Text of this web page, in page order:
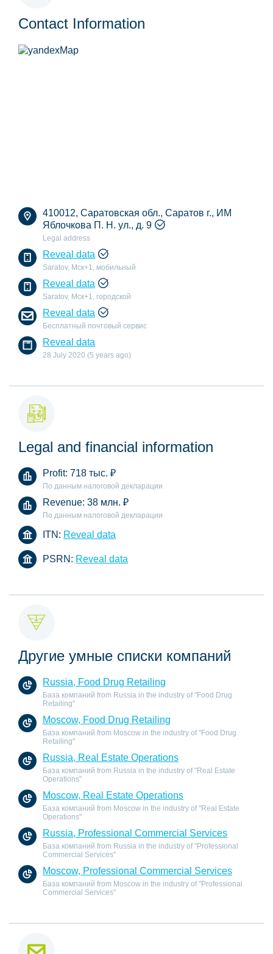
Contact Information
410012, Саратовская обл., Саратов г., ИМ
Яблочкова П. Н. ул., д. 9
Legal address
Reveal data
Saratov, Мск+1, мобильный
Reveal data
Saratov, Мск+1, городской
Reveal data
Бесплатный почтовый сервис
Reveal data
28 July 2020 (5 years ago)
Legal and financial information
Profit: 718 тыс. ₽
По данным налоговой декларации
Revenue: 38 млн. ₽
По данным налоговой декларации
ITN: Reveal data
PSRN: Reveal data
Другие умные списки компаний
Russia, Food Drug Retailing
База компаний from Russia in the industry of "Food Drug
Retailing"
Moscow, Food Drug Retailing
База компаний from Moscow in the industry of "Food Drug
Retailing"
Russia, Real Estate Operations
База компаний from Russia in the industry of "Real Estate
Operations"
Moscow, Real Estate Operations
База компаний from Moscow in the industry of "Real Estate
Operations"
Russia, Professional Commercial Services
База компаний from Russia in the industry of "Professional
Commercial Services"
Moscow, Professional Commercial Services
База компаний from Moscow in the industry of "Professional
Commercial Services"